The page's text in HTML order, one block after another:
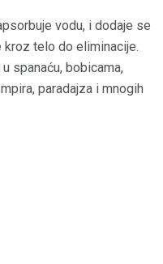
vodu, i dodaje se
kroz telo do eliminacije.
spanaću, bobicama,
paradajza i mnogih